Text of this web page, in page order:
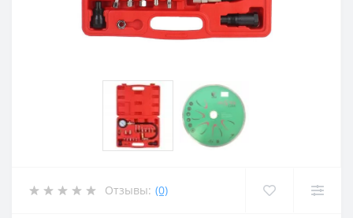
Отзывы: (0)